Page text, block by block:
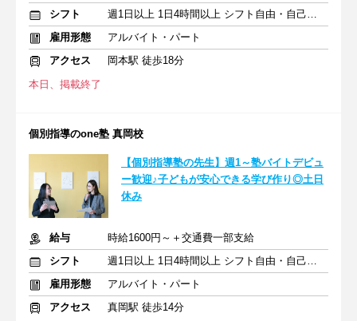
シフト
週1日以上 1日4時間以上 シフト自由・自己申告
雇用形態
アルバイト・パート
アクセス
岡本駅 徒歩18分
本日、掲載終了
個別指導のone塾 真岡校
【個別指導塾の先生】週1～塾バイトデビュ
ー歓迎♪子どもが安心できる学び作り◎土日
休み
給与
時給1600円～＋交通費一部支給
シフト
週1日以上 1日4時間以上 シフト自由・自己申告
雇用形態
アルバイト・パート
アクセス
真岡駅 徒歩14分